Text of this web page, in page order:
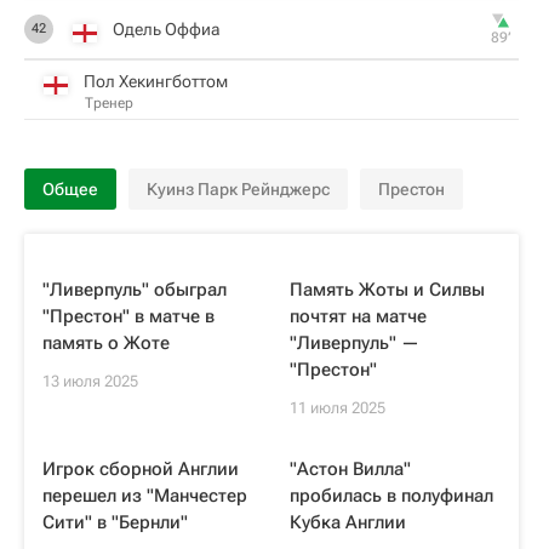
42 Одель Оффиа 89‎’‎
Пол Хекингботтом
Тренер
Общее Куинз Парк Рейнджерс Престон
"Ливерпуль" обыграл
"Престон" в матче в
память о Жоте
13 июля 2025
Память Жоты и Силвы
почтят на матче
"Ливерпуль" —
"Престон"
11 июля 2025
Игрок сборной Англии
перешел из "Манчестер
Сити" в "Бернли"
"Астон Вилла"
пробилась в полуфинал
Кубка Англии